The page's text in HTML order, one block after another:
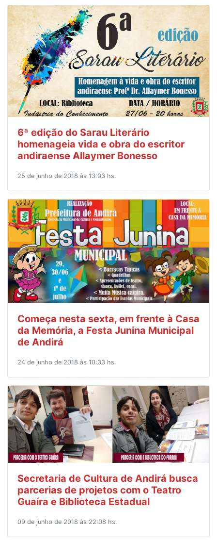
6ª edição do Sarau Literário
homenageia vida e obra do escritor
andiraense Allaymer Bonesso
25 de junho de 2018 às 13:03 hs.
Começa nesta sexta, em frente à Casa
da Memória, a Festa Junina Municipal
de Andirá
24 de junho de 2018 às 10:33 hs.
Secretaria de Cultura de Andirá busca
parcerias de projetos com o Teatro
Guaíra e Biblioteca Estadual
09 de junho de 2018 às 22:08 hs.